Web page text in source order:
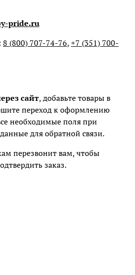
pride.ru
8 (800) 707-74-76,+7 (351) 700-
сайт, добавьте товары в
переход к оформлению
необходимые поля при
для обратной связи.
перезвонит вам, чтобы
заказ.